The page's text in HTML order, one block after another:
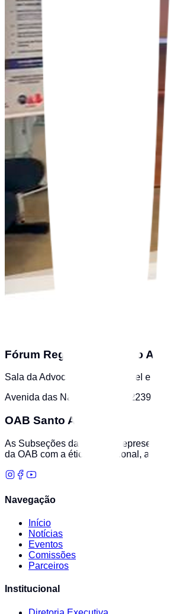
Fórum Regional de Santo Amaro
Sala da Advocacia - Fórum Cível e de Família
Avenida das Nações Unidas, 2239
OAB Santo Amaro
As Subseções da OAB/SP representam a
da OAB com a ética profissional, a
Navegação
Início
Notícias
Eventos
Comissões
Parceiros
Institucional